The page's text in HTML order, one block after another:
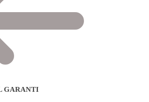
GARANTI